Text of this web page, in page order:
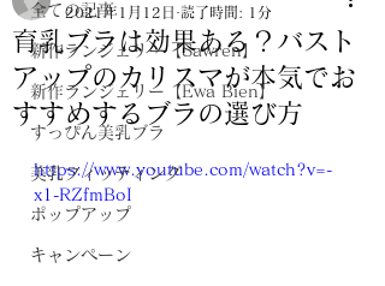
全ての記事
新作ランジェリー【Sawren】
新作ランジェリー【Ewa Bien】
すっぴん美乳ブラ
美乳フィッティング
ポップアップ
キャンペーン
育乳ブラは効果ある？バスト
アップのカリスマが本気でお
すすめするブラの選び方
2021年1月12日 読了時間: 1分
https://www.youtube.com/watch?v=-
x1-RZfmBoI